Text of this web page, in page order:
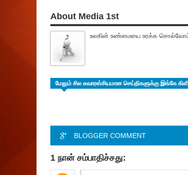
About Media 1st
உலகின் உண்மையை உரக்க சொல்வோம்
மேலும் சில சுவாரஸ்சியமான செய்திகளுக்கு இங்கே
BLOGGER COMMENT
1 நான் சம்பாதிச்சது: